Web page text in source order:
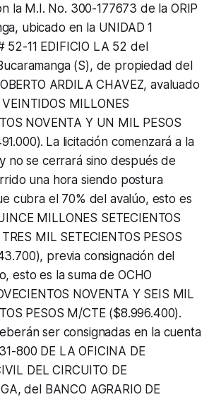
la M.I. No. 300-177673 de la ORIP
ubicado en la UNIDAD 1
52-11 EDIFICIO LA 52 del
(S), de propiedad del
ARDILA CHAVEZ, avaluado
MILLONES
NOVENTA Y UN MIL PESOS
La licitación comenzará a la
no se cerrará sino después de
una hora siendo postura
cubra el 70% del avalúo, esto es
MILLONES SETECIENTOS
MIL SETECIENTOS PESOS
previa consignación del
esto es la suma de OCHO
NOVENTA Y SEIS MIL
PESOS M/CTE ($8.996.400).
ser consignadas en la cuenta
800 DE LA OFICINA DE
DEL CIRCUITO DE
del BANCO AGRARIO DE